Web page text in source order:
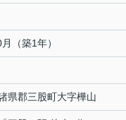
（築1年）
県郡三股町大字樺山